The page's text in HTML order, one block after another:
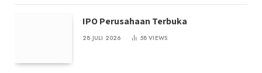
IPO Perusahaan Terbuka
28 JULI 2026 58VIEWS